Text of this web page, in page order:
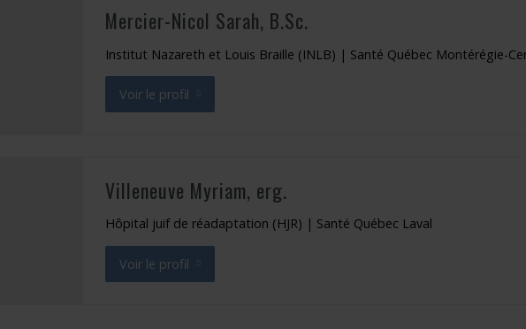
Mercier-Nicol Sarah, B.Sc.
Institut Nazareth et Louis Braille (INLB) | Santé Québec Montérégie-
Voir le profil
de Mercier-Nicol Sarah
Villeneuve Myriam, erg.
Hôpital juif de réadaptation (HJR) | Santé Québec Laval
Voir le profil
de Villeneuve Myriam